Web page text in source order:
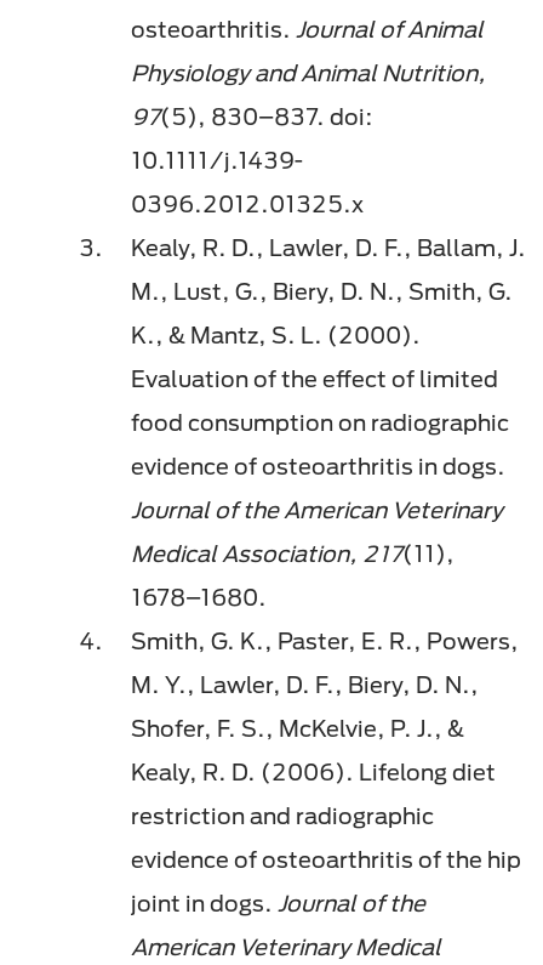
osteoarthritis. Journal of Animal
Physiology and Animal Nutrition,
97(5), 830–837. doi:
10.1111/j.1439-
0396.2012.01325.x
Kealy, R. D., Lawler, D. F., Ballam, J.
M., Lust, G., Biery, D. N., Smith, G.
K., & Mantz, S. L. (2000).
Evaluation of the effect of limited
food consumption on radiographic
evidence of osteoarthritis in dogs.
Journal of the American Veterinary
Medical Association, 217(11),
1678–1680.
Smith, G. K., Paster, E. R., Powers,
M. Y., Lawler, D. F., Biery, D. N.,
Shofer, F. S., McKelvie, P. J., &
Kealy, R. D. (2006). Lifelong diet
restriction and radiographic
evidence of osteoarthritis of the hip
joint in dogs. Journal of the
American Veterinary Medical